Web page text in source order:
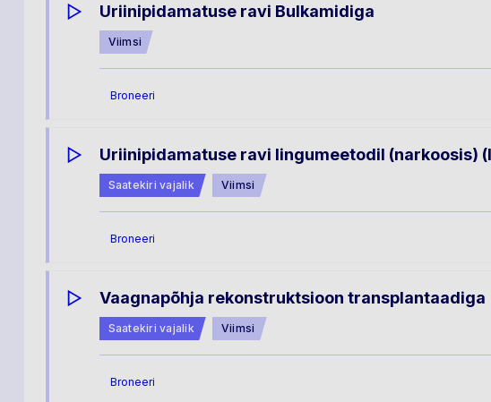
Uriinipidamatuse ravi Bulkamidiga
Viimsi
Broneeri
Uriinipidamatuse ravi lingumeetodil (narkoosis)
Saatekiri vajalik Viimsi
Broneeri
Vaagnapõhja rekonstruktsioon transplantaadiga
Saatekiri vajalik Viimsi
Broneeri